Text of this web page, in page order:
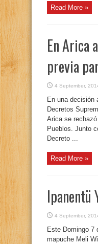
Read More »
En Arica
previa
4 September,
En una decisión
Decretos
Arica se
Pueblos. Junto
Decreto ...
Read More »
Ipanentü
4 September,
Este Domingo 7
mapuche Meli